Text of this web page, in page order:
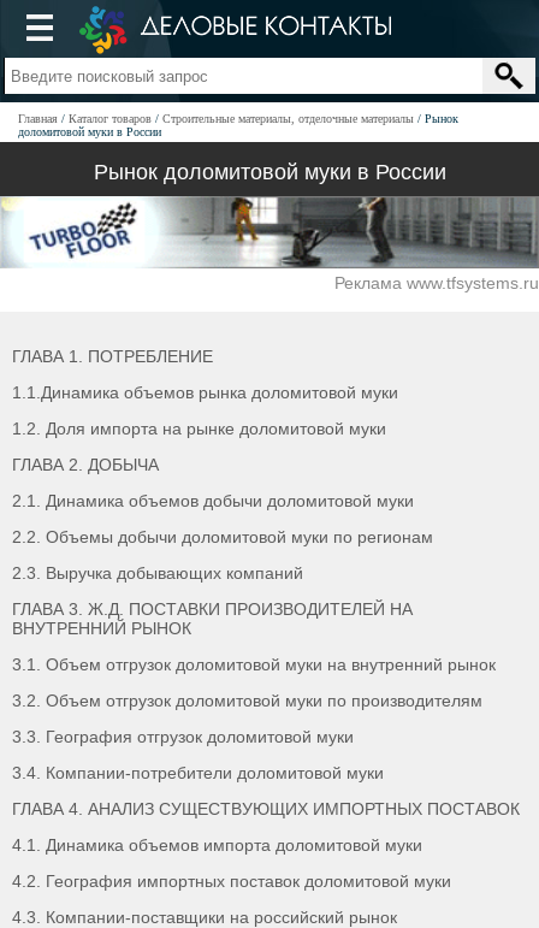
Главная Каталог товаров Строительные материалы, отделочные материалы
Рынок
доломитовой муки в России
Рынок доломитовой муки в России
Реклама www.tfsystems.ru
ГЛАВА 1. ПОТРЕБЛЕНИЕ
1.1.Динамика объемов рынка доломитовой муки
1.2. Доля импорта на рынке доломитовой муки
ГЛАВА 2. ДОБЫЧА
2.1. Динамика объемов добычи доломитовой муки
2.2. Объемы добычи доломитовой муки по регионам
2.3. Выручка добывающих компаний
ГЛАВА 3. Ж.Д. ПОСТАВКИ ПРОИЗВОДИТЕЛЕЙ НА
ВНУТРЕННИЙ РЫНОК
3.1. Объем отгрузок доломитовой муки на внутренний рынок
3.2. Объем отгрузок доломитовой муки по производителям
3.3. География отгрузок доломитовой муки
3.4. Компании-потребители доломитовой муки
ГЛАВА 4. АНАЛИЗ СУЩЕСТВУЮЩИХ ИМПОРТНЫХ ПОСТАВОК
4.1. Динамика объемов импорта доломитовой муки
4.2. География импортных поставок доломитовой муки
4.3. Компании-поставщики на российский рынок